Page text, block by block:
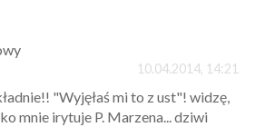
10.04.2014, 14:21
"Wyjęłaś mi to z ust"! widzę,
mnie irytuje P. Marzena... dziwi